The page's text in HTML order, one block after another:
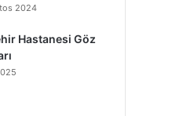
2024
Hastanesi Göz